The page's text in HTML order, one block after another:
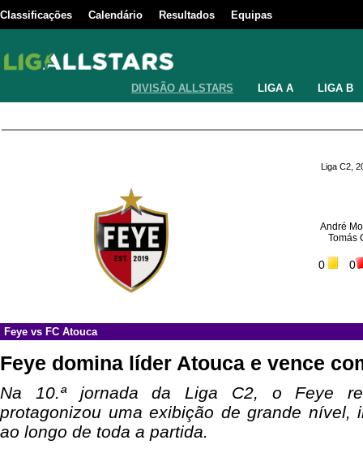
Classificações Calendário Resultados Equipas
DIVISÃO ALLSTARS LIGA A LIGA B
Liga C2,
André
Tomás
0 0
Feye vs FC Atouca
Feye domina líder Atouca e vence
Na 10.ª jornada da Liga C2, o Feye
protagonizou uma exibição de grande nível,
ao longo de toda a partida.